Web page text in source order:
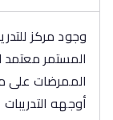
وجود مركز
المستمر معتمد
الممرضات على
أوجهه التدريبات